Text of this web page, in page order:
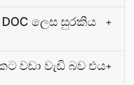
ලෙස සුරකිය
+
වඩා වැඩි බව එය+